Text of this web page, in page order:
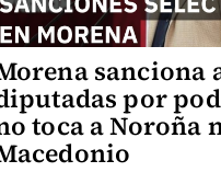
sanciona
por
toca a Noroña